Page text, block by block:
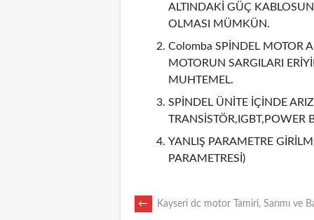
ALTINDAKİ GÜÇ
OLMASI MÜMKÜN.
Colomba SPİNDEL MOTOR
MOTORUN SARGILARI
MUHTEMEL.
SPİNDEL ÜNİTE İÇİNDE
TRANSİSTÖR,IGBT,POWER
YANLIŞ PARAMETRE
PARAMETRESİ)
POST
← Kayseri dc motor Tamiri, Sarımı ve